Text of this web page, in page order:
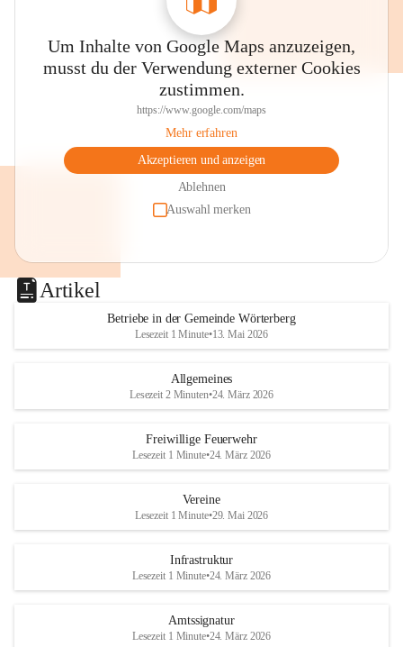
Um Inhalte von Google Maps anzuzeigen,
musst du der Verwendung externer Cookies
zustimmen.
https://www.google.com/maps
Mehr erfahren
Akzeptieren und anzeigen
Ablehnen
Auswahl merken
Artikel
Betriebe in der Gemeinde Wörterberg
Lesezeit 1 Minute•13. Mai 2026
Allgemeines
Lesezeit 2 Minuten•24. März 2026
Freiwillige Feuerwehr
Lesezeit 1 Minute•24. März 2026
Vereine
Lesezeit 1 Minute•29. Mai 2026
Infrastruktur
Lesezeit 1 Minute•24. März 2026
Amtssignatur
Lesezeit 1 Minute•24. März 2026